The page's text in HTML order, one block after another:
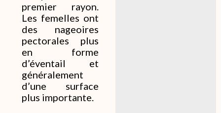
premier rayon.
Les femelles ont
des nageoires
pectorales plus
en forme
d’éventail et
généralement
d’une surface
plus importante.